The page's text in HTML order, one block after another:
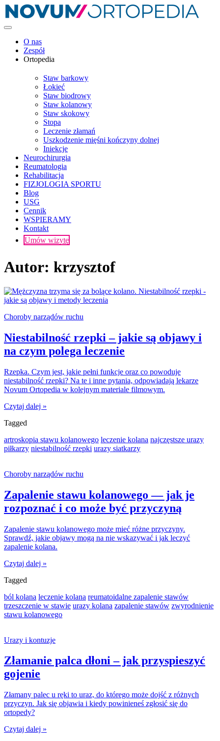
O nas
Zespół
Ortopedia
Staw barkowy
Łokieć
Staw biodrowy
Staw kolanowy
Staw skokowy
Stopa
Leczenie złamań
Uszkodzenie mięśni kończyny dolnej
Iniekcje
Neurochirurgia
Reumatologia
Rehabilitacja
FIZJOLOGIA SPORTU
Blog
USG
Cennik
WSPIERAMY
Kontakt
Umów wizytę
Autor: krzysztof
Choroby narządów ruchu
Niestabilność rzepki – jakie są objawy i
na czym polega leczenie
Rzepka. Czym jest, jakie pełni funkcje oraz co powoduje
niestabilność rzepki? Na te i inne pytania, odpowiadają lekarze
Novum Ortopedia w kolejnym materiale filmowym.
Czytaj dalej »
Tagged
artroskopia stawu kolanowego leczenie kolana najczęstsze urazy
piłkarzy niestabilność rzepki urazy siatkarzy
Choroby narządów ruchu
Zapalenie stawu kolanowego — jak je
rozpoznać i co może być przyczyną
Zapalenie stawu kolanowego może mieć różne przyczyny.
Sprawdź, jakie objawy mogą na nie wskazywać i jak leczyć
zapalenie kolana.
Czytaj dalej »
Tagged
ból kolana leczenie kolana reumatoidalne zapalenie stawów
trzeszczenie w stawie urazy kolana zapalenie stawów zwyrodnienie
stawu kolanowego
Urazy i kontuzje
Złamanie palca dłoni – jak przyspieszyć
gojenie
Złamany palec u ręki to uraz, do którego może dojść z różnych
przyczyn. Jak się objawia i kiedy powinieneś zgłosić się do
ortopedy?
Czytaj dalej »